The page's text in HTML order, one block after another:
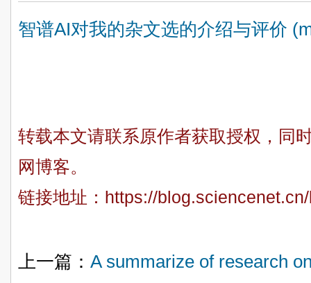
智谱AI对我的杂文选的介绍与评价
转载本文请联系原作者获取授权，同
网博客。
链接地址： https://
上一篇： A summarize of research